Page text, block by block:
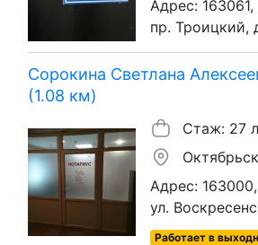
Адрес: 163061,
пр. Троицкий,
Сорокина Светлана
(1.08 км)
Стаж: 27
Адрес:
ул.
Работает в